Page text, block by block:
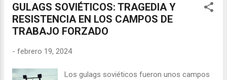
pintores encontraron en los símbolos, las distorsiones y los
objetos cotidianos un lenguaje cifrado capaz de eludir a los
censores y desafiar al trono. 🎭 La arquitectura del engaño
sino un objeto tridimensional y multifacético. Los pintores
de la corte eran los agentes dobles definitivos, y dominaban
GULAGS SOVIÉTICOS: TRAGEDIA Y
RESISTENCIA EN LOS CAMPOS DE
TRABAJO FORZADO
- febrero 19, 2024
Los gulags soviéticos fueron unos campos